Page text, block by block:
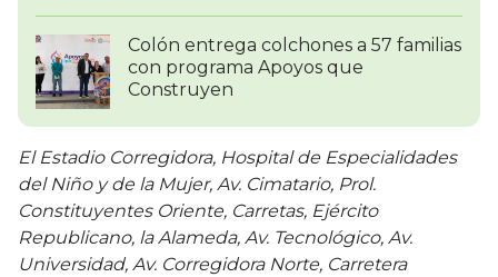
Colón entrega colchones a 57 familias
con programa Apoyos que
Construyen
El Estadio Corregidora, Hospital de Especialidades
del Niño y de la Mujer, Av. Cimatario, Prol.
Constituyentes Oriente, Carretas, Ejército
Republicano, la Alameda, Av. Tecnológico, Av.
Universidad, Av. Corregidora Norte, Carretera